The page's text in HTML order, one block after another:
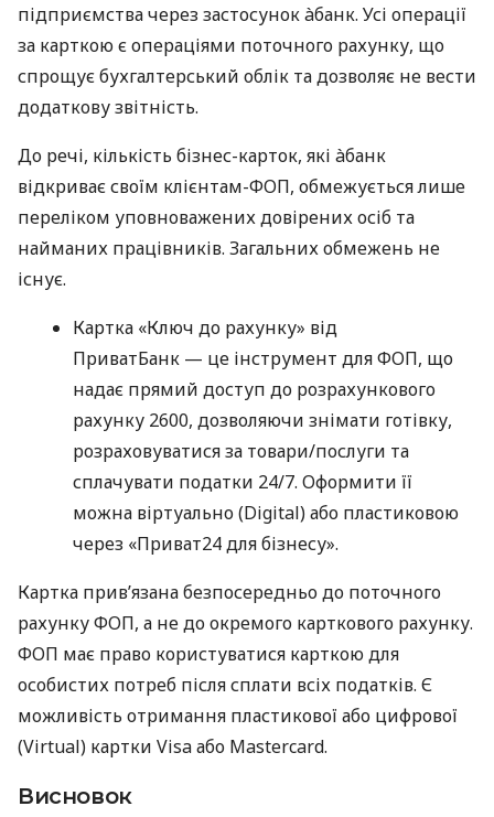
підприємства через застосунок àбанк. Усі операції
за карткою є операціями поточного рахунку, що
спрощує бухгалтерський облік та дозволяє не вести
додаткову звітність.
До речі, кількість бізнес-карток, які àбанк
відкриває своїм клієнтам-ФОП, обмежується лише
переліком уповноважених довірених осіб та
найманих працівників. Загальних обмежень не
існує.
Картка «Ключ до рахунку» від
ПриватБанк — це інструмент для ФОП, що
надає прямий доступ до розрахункового
рахунку 2600, дозволяючи знімати готівку,
розраховуватися за товари/послуги та
сплачувати податки 24/7. Оформити її
можна віртуально (Digital) або пластиковою
через «Приват24 для бізнесу».
Картка прив’язана безпосередньо до поточного
рахунку ФОП, а не до окремого карткового рахунку.
ФОП має право користуватися карткою для
особистих потреб після сплати всіх податків. Є
можливість отримання пластикової або цифрової
(Virtual) картки Visa або Mastercard.
Висновок